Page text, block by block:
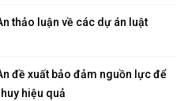
thảo luận về các dự án luật
đề xuất bảo đảm nguồn lực để
hiệu quả